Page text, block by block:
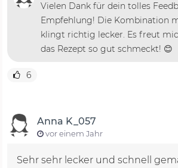
Vielen Dank für dein tolles
Empfehlung! Die Kombination
klingt richtig lecker. Es freut
das Rezept so gut schmeckt! 😊
6
Anna K_057
vor einem Jahr
Sehr sehr lecker und schnell